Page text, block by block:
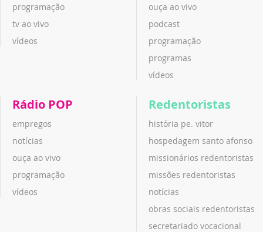
programação
tv ao vivo
vídeos
ouça ao vivo
podcast
programação
programas
vídeos
Rádio POP
empregos
notícias
ouça ao vivo
programação
vídeos
Redentoristas
história pe. vitor
hospedagem santo afonso
missionários redentoristas
missões redentoristas
notícias
obras sociais redentoristas
secretariado vocacional